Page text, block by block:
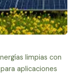
limpias con
aplicaciones